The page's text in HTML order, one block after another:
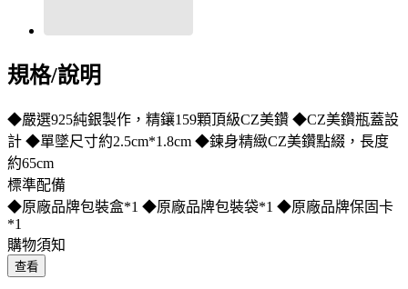
規格/說明
◆嚴選925純銀製作，精鑲159顆頂級CZ美鑽 ◆CZ美鑽瓶蓋設
計 ◆單墜尺寸約2.5cm*1.8cm ◆鍊身精緻CZ美鑽點綴，長度
約65cm
標準配備
◆原廠品牌包裝盒*1 ◆原廠品牌包裝袋*1 ◆原廠品牌保固卡
*1
購物須知
查看